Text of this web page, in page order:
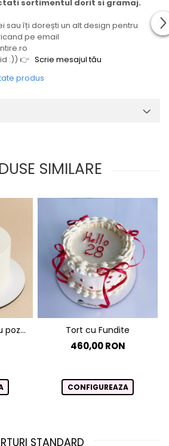
sortimentul dorit si gramaj.
sau îți dorești un alt design pentru
pe email
:)) 👉 Scrie mesajul tău
produs
SIMILARE
poza
Tort cu Fundite
460,00 RON
CONFIGUREAZA
STANDARD